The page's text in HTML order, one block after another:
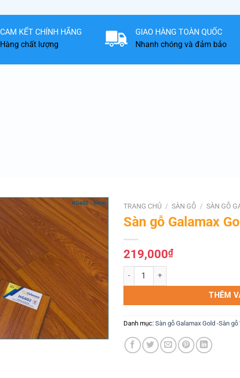
CAM KẾT CHÍNH HÃNG
Hàng chất lượng
GIAO HÀNG TOÀN QUỐC
Nhanh chóng và đảm bảo
Yêu
thích
TRANG CHỦ / SÀN GỖ / SÀN GỖ
Sàn gỗ Galamax
219,000₫
Sàn gỗ Galamax Gold 8mm HG602
THÊM
Danh mục: Sàn gỗ Galamax Gold -Sàn